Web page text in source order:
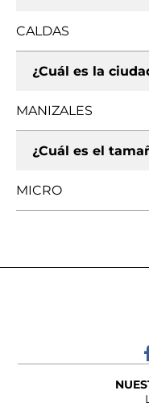
CALDAS
¿Cuál es la
MANIZALES
¿Cuál es el
MICRO